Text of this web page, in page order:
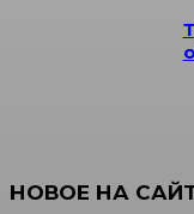
НОВОЕ НА